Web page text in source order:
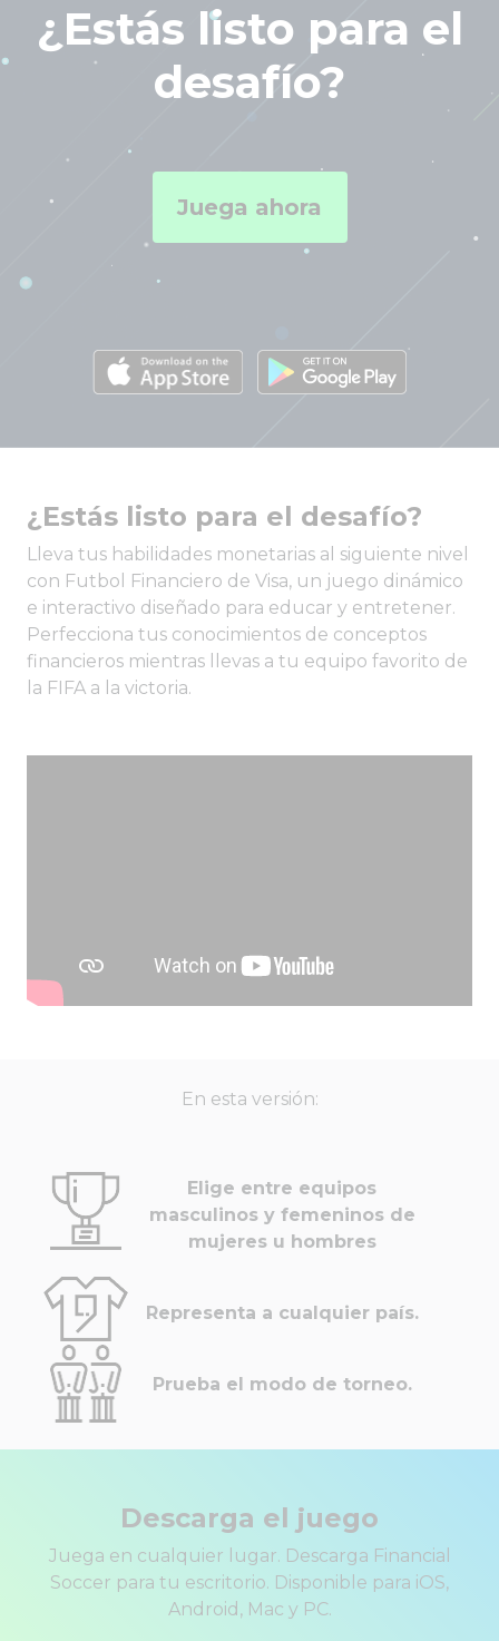
¿Estás listo para el
desafío?
Juega ahora
¿Estás listo para el desafío?
Lleva tus habilidades monetarias al siguiente nivel
con Futbol Financiero de Visa, un juego dinámico
e interactivo diseñado para educar y entretener.
Perfecciona tus conocimientos de conceptos
financieros mientras llevas a tu equipo favorito de
la FIFA a la victoria.
En esta versión:
Elige entre equipos
masculinos y femeninos de
mujeres u hombres
Representa a cualquier país.
Prueba el modo de torneo.
Descarga el juego
Juega en cualquier lugar. Descarga Financial
Soccer para tu escritorio. Disponible para iOS,
Android, Mac y PC.